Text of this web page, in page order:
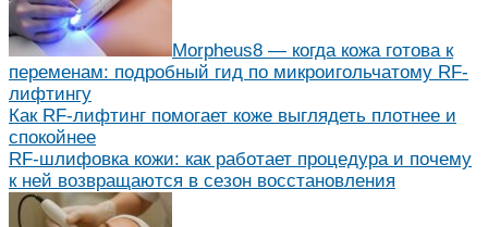
Morpheus8 — когда кожа готова к
переменам: подробный гид по микроигольчатому RF-
лифтингу
Как RF-лифтинг помогает коже выглядеть плотнее и
спокойнее
RF-шлифовка кожи: как работает процедура и почему
к ней возвращаются в сезон восстановления